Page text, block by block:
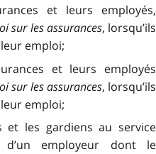
et leurs employés,
sur les assurances, lorsqu’ils
emploi;
et leurs employés
sur les assurances, lorsqu’ils
emploi;
et les gardiens au service
employeur dont le